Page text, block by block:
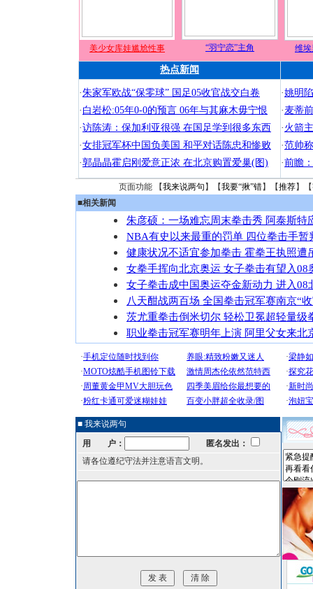
美少女库娃尴尬性事 “羽宁恋”主角 维
热点新闻
·朱家军欧战“保零球” 国足05收官战交白卷
· 白岩松:05年0-0的预言 06年与其麻木毋宁恨
·访陈涛：保加利亚很强 在国足学到很多东西
·女排冠军杯中国负美国 和平对话陈忠和惨败
·郭晶晶霍启刚爱意正浓 在北京购置爱巢(图)
·姚明
· 麦蒂
· 火箭
·范帅
·前瞻
页面功能 【我来说两句 】【我要“揪”错】【推荐】
■相关新闻
朱彦硕：一场难忘周末拳击秀 阿泰斯特
NBA有史以来最重的罚单 四位拳击手暂
健康状况不适宜参加拳击 霍拳王执照遭
女拳手挥向北京奥运 女子拳击有望入08
女子拳击成中国奥运夺金新动力 进入08
八天酣战两百场 全国拳击冠军赛南京“
茨尤重拳击倒米切尔 轻松卫冕超轻量级
职业拳击冠军赛明年上演 阿里父女来北
■ 我来说两句
用 户：
匿名发出：
请各位遵纪守法并注意语言文明。